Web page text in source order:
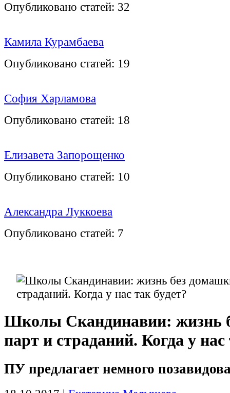
Опубликовано статей: 32
Камила Курамбаева
Опубликовано статей: 19
София Харламова
Опубликовано статей: 18
Елизавета Запорощенко
Опубликовано статей: 10
Александра Луккоева
Опубликовано статей: 7
Школы Скандинавии: жизнь
парт и страданий. Когда у нас
ПУ предлагает немного